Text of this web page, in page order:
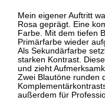
Mein eigener Auftritt
Rosa geprägt. Eine
Farbe. Mit dem tiefen
Primärfarbe wieder
Als Sekundärfarbe
starken Kontrast.
und zieht
Zwei Blautöne runden
außerdem für